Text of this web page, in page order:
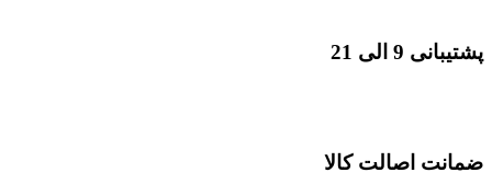
پشتیبانی 9 الی 21
ضمانت اصالت کالا